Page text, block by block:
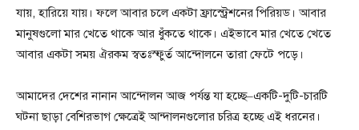
যায়, হারিয়ে যায়। ফলে আবার চলে একটা ফ্রাস্ট্রেশনের পিরিয়ড। আবার
মানুষগুলো মার খেতে থাকে আর ধুঁকতে থাকে। এইভাবে মার খেতে খেতে
আবার একটা সময় ঐরকম স্বতঃস্ফুর্ত আন্দোলনে তারা ফেটে পড়ে।
আমাদের দেশের নানান আন্দোলন আজ পর্যন্ত যা হচ্ছে–একটি-দুটি-চারটি
ঘটনা ছাড়া বেশিরভাগ ক্ষেত্রেই আন্দালনগুলোর চরিত্র হচ্ছে এই ধরনের।